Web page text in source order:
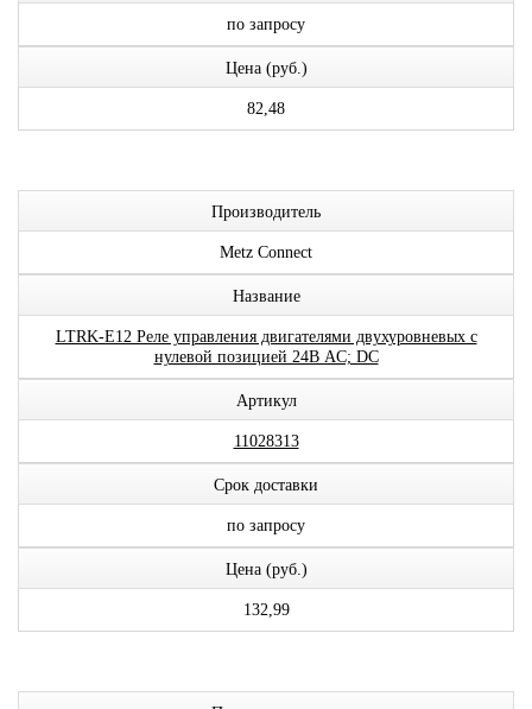
по запросу
Цена (руб.)
82,48
Производитель
Metz Connect
Название
LTRK-E12 Реле управления двигателями двухуровневых с
нулевой позицией 24В AC; DC
Артикул
11028313
Срок доставки
по запросу
Цена (руб.)
132,99